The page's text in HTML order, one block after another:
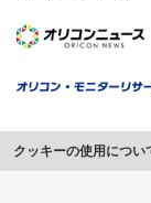
クッキーの使用につい
このサイトでは